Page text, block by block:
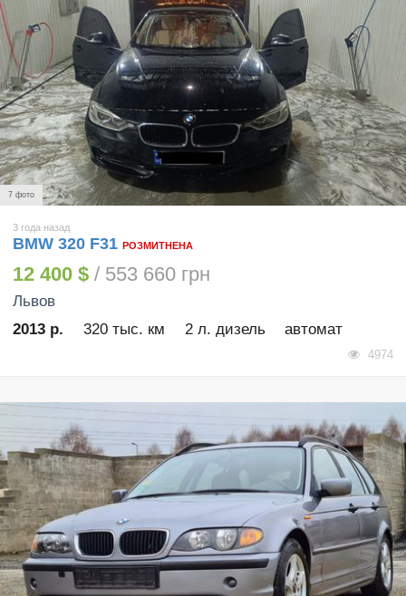
7 фото
3 года назад
BMW 320 F31 РОЗМИТНЕНА
12 400 $ / 553 660 грн
Львов
2013 р.
320 тыс. км 2 л. дизель автомат
4974